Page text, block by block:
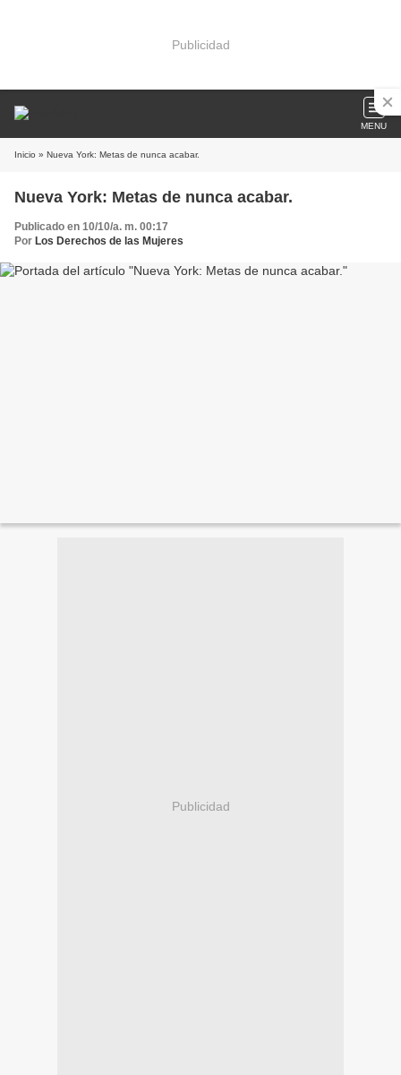
Publicidad
MENU
Inicio » Nueva York: Metas de nunca acabar.
Nueva York: Metas de nunca acabar.
Publicado en 10/10/a. m. 00:17
Por Los Derechos de las Mujeres
Publicidad